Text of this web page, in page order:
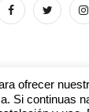
ofrecer
Si continuas